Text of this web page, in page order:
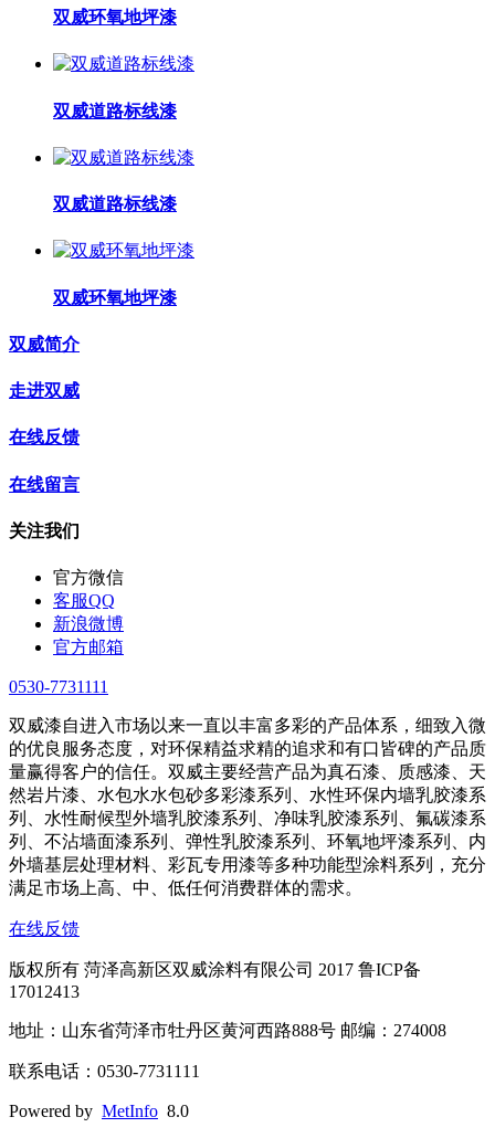
双威环氧地坪漆
双威道路标线漆
双威道路标线漆
双威环氧地坪漆
双威简介
走进双威
在线反馈
在线留言
关注我们
官方微信
客服QQ
新浪微博
官方邮箱
0530-7731111
双威漆自进入市场以来一直以丰富多彩的产品体系，细致入微
的优良服务态度，对环保精益求精的追求和有口皆碑的产品质
量赢得客户的信任。双威主要经营产品为真石漆、质感漆、天
然岩片漆、水包水水包砂多彩漆系列、水性环保内墙乳胶漆系
列、水性耐候型外墙乳胶漆系列、净味乳胶漆系列、氟碳漆系
列、不沾墙面漆系列、弹性乳胶漆系列、环氧地坪漆系列、内
外墙基层处理材料、彩瓦专用漆等多种功能型涂料系列，充分
满足市场上高、中、低任何消费群体的需求。
在线反馈
版权所有 菏泽高新区双威涂料有限公司 2017 鲁ICP备
17012413
地址：山东省菏泽市牡丹区黄河西路888号 邮编：274008
联系电话：0530-7731111
Powered by MetInfo 8.0